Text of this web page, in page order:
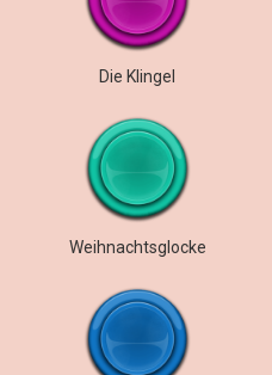
Die Klingel
Weihnachtsglocke